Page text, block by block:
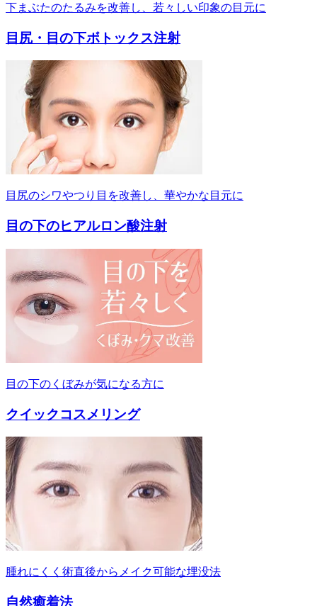
下まぶたのたるみを改善し、若々しい印象の目元に
目尻・目の下ボトックス注射
目尻のシワやつり目を改善し、華やかな目元に
目の下のヒアルロン酸注射
目の下のくぼみが気になる方に
クイックコスメリング
腫れにくく術直後からメイク可能な埋没法
自然癒着法